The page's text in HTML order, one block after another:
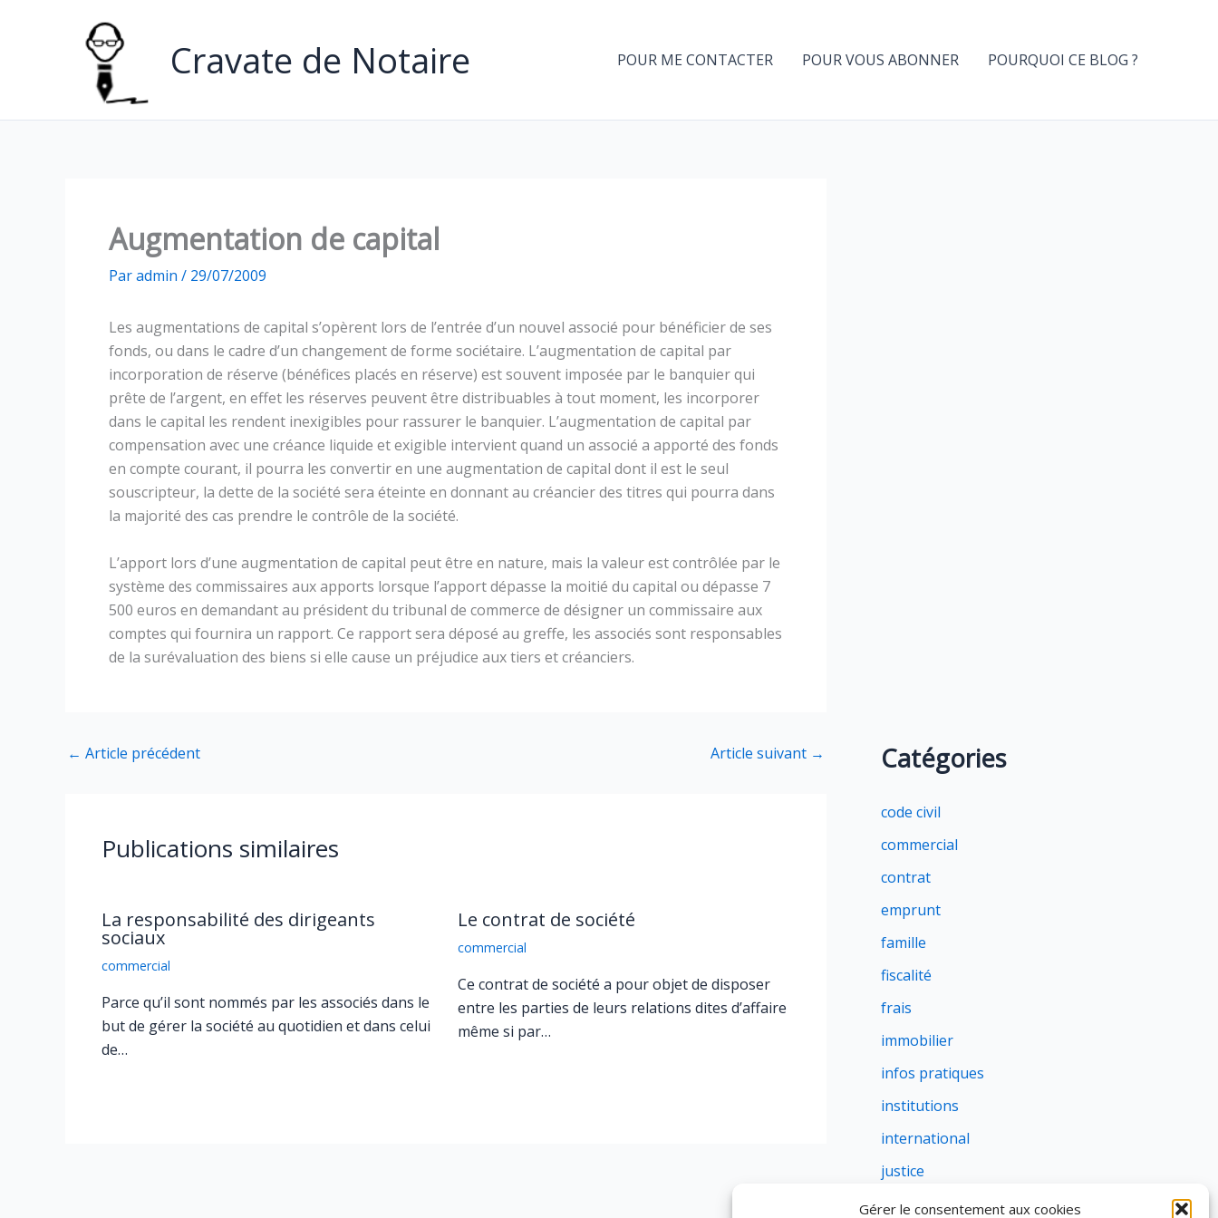
Gérer le consentement aux cookies
Cravate de Notaire POUR ME CONTACTER POUR VOUS ABONNER POURQUOI CE BLOG ?
Augmentation de capital
Paradmin / 29/07/2009
Les augmentations de capital s’opèrent lors de l’entrée d’un nouvel associé pour bénéficier de ses
fonds, ou dans le cadre d’un changement de forme sociétaire. L’augmentation de capital par
incorporation de réserve (bénéfices placés en réserve) est souvent imposée par le banquier qui
prête de l’argent, en effet les réserves peuvent être distribuables à tout moment, les incorporer
dans le capital les rendent inexigibles pour rassurer le banquier. L’augmentation de capital par
compensation avec une créance liquide et exigible intervient quand un associé a apporté des fonds
en compte courant, il pourra les convertir en une augmentation de capital dont il est le seul
souscripteur, la dette de la société sera éteinte en donnant au créancier des titres qui pourra dans
la majorité des cas prendre le contrôle de la société.
L’apport lors d’une augmentation de capital peut être en nature, mais la valeur est contrôlée par le
système des commissaires aux apports lorsque l’apport dépasse la moitié du capital ou dépasse 7
500 euros en demandant au président du tribunal de commerce de désigner un commissaire aux
comptes qui fournira un rapport. Ce rapport sera déposé au greffe, les associés sont responsables
de la surévaluation des biens si elle cause un préjudice aux tiers et créanciers.
← Article précédent Article suivant →
Publications similaires
La responsabilité des dirigeants
sociaux
commercial
Parce qu’il sont nommés par les associés dans le
but de gérer la société au quotidien et dans celui
de…
Le contrat de société
commercial
Ce contrat de société a pour objet de disposer
entre les parties de leurs relations dites d’affaire
même si par…
Catégories
code civil
commercial
contrat
emprunt
famille
fiscalité
frais
immobilier
infos pratiques
institutions
international
justice
profession